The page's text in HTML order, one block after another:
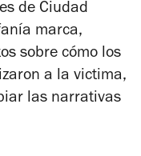
de Ciudad
marca,
sobre cómo los
a la victima,
las narrativas